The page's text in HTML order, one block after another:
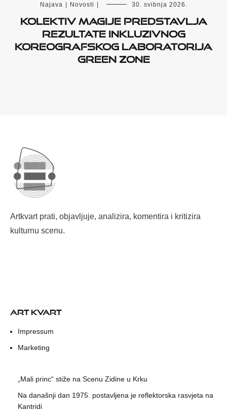
Najava | Novosti | 30. svibnja 2026.
Kolektiv Magije predstavlja
rezultate inkluzivnog
koreografskog laboratorija
GREEN ZONE
Artkvart prati, objavljuje, analizira, komentira i kritizira
kulturnu scenu.
ART KVART
Impressum
Marketing
„Mali princ“ stiže na Scenu Zidine u Krku
Na današnji dan 1975. postavljena je reflektorska rasvjeta na
Kantridi